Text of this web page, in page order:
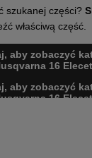
szukanej części?
właściwą część.
aby zobaczyć
16
aby zobaczyć
16